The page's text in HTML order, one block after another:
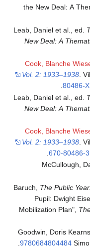
the New Deal: A
Leab, Daniel et al.,
New Deal: A
Cook, Blanche
Vol. 2: 1933–1938
.
Leab, Daniel et al.,
New Deal: A
Cook, Blanche
Vol. 2: 1933–1938
670-
.
Baruch,The Public
Pupil: Dwight
Mobilization Plan",
Goodwin, Doris
9780684804484
.